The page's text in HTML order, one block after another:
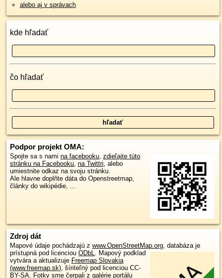
alebo aj v správach
kde hľadať
čo hľadať
Podpor projekt OMA:
Spojte sa s nami na facebooku, zdieľajte túto
stránku na Facebooku, na Twittri, alebo
umiestnite odkaz na svoju stránku.
Ale hlavne doplňte dáta do Openstreetmap,
články do wikipédie, ...
Zdroj dát
Mapové údaje pochádzajú z www.OpenStreetMap.org, databáza je
prístupná pod licenciou ODbL. Mapový podklad
vytvára a aktualizuje Freemap Slovakia
(www.freemap.sk), šíriteľný pod licenciou CC-
BY-SA. Fotky sme čerpali z galérie portálu